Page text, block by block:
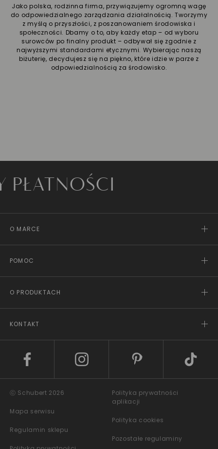
Jako polska, rodzinna firma, przywiązujemy ogromną wagę
do odpowiedzialnego zarządzania działalnością. Tworzymy
z myślą o przyszłości, z poszanowaniem środowiska i
społeczności. Dbamy o to, aby każdy etap – od wyboru
surowców po finalny produkt – odbywał się zgodnie z
najwyższymi standardami etycznymi. Wybierając naszą
biżuterię, decydujesz się na piękno, które idzie w parze z
odpowiedzialnością za środowisko.
O MARCE
POMOC
O PRODUKTACH
KONTAKT
ⓒ Schubert 2026
Mapa serwisu
Regulamin sklepu
Polityka prywatności
aplikacji
Polityka cookies
Pozostałe regulaminy